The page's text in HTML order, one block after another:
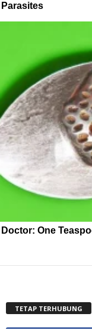
Parasites
Doctor: One
TETAP TERHUBUNG